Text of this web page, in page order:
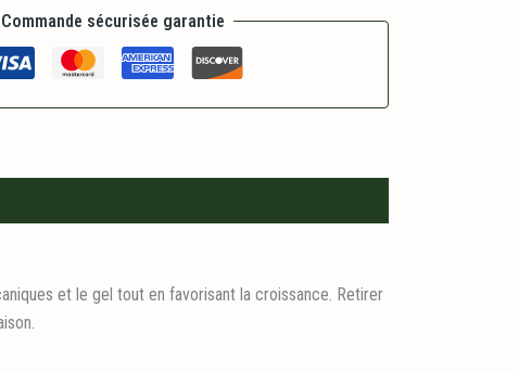
Commande sécurisée garantie
et le gel tout en favorisant la croissance. Retirer